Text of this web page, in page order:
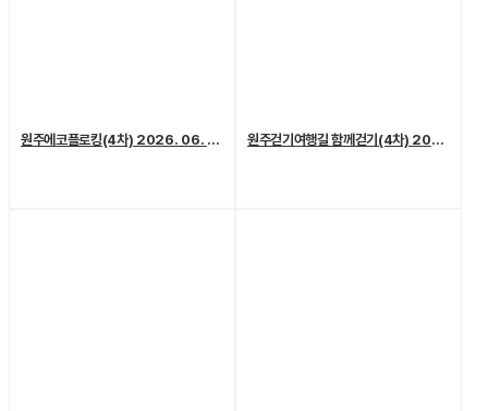
원주에코플로킹(4차) 2026. 06. 20. (토) 원주걷기여행길 함께걷기(4차) 2026. 6. 13.(토)